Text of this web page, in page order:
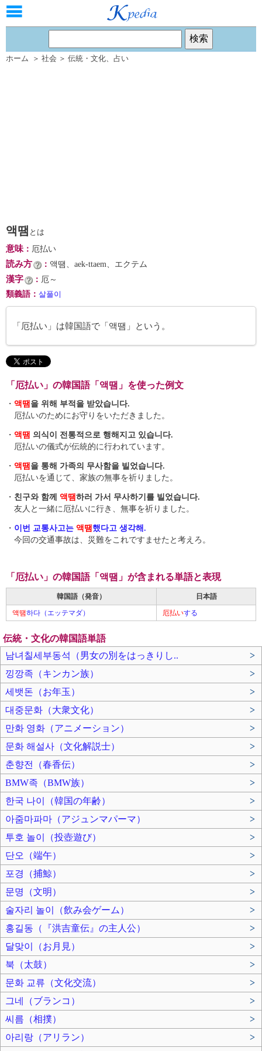
ホーム ＞ 社会 ＞ 伝統・文化、 占い
액땜 とは
意味： 厄払い
読み方 ： 액땜、aek-ttaem、エクテム
漢字 ： 厄～
類義語 ： 살풀이
「厄払い」は韓国語で「액땜」という。
「厄払い」の韓国語「액땜」を使った例文
・ 액땜 을 위해 부적을 받았습니다.
厄払いのためにお守りをいただきました。
・ 액땜 의식이 전통적으로 행해지고 있습니다.
厄払いの儀式が伝統的に行われています。
・ 액땜 을 통해 가족의 무사함을 빌었습니다.
厄払いを通じて、家族の無事を祈りました。
・ 친구와 함께 액땜하러 가서 무사하기를 빌었습니다.
友人と一緒に厄払いに行き、無事を祈りました。
・ 이번 교통사고는 액땜했다고 생각해.
今回の交通事故は、災難をこれですませたと考えろ。
「厄払い」の韓国語「액땜」が含まれる単語と表現
韓国語（発音）
日本語
액땜하다（エッテマダ） 厄払いする
伝統・文化の韓国語単語
남녀칠세부동석（男女の別をはっきりし..
>
낑깡족（キンカン族）
>
세뱃돈（お年玉）
>
대중문화（大衆文化）
>
만화 영화（アニメーション）
>
문화 해설사（文化解説士）
>
춘향전（春香伝）
>
BMW족（BMW族）
>
한국 나이（韓国の年齢）
>
아줌마파마（アジュンマパーマ）
>
투호 놀이（投壺遊び）
>
단오（端午）
>
포경（捕鯨）
>
문명（文明）
>
술자리 놀이（飲み会ゲーム）
>
홍길동（『洪吉童伝』の主人公）
>
달맞이（お月見）
>
북（太鼓）
>
문화 교류（文化交流）
>
그네（ブランコ）
>
씨름（相撲）
>
아리랑（アリラン）
>